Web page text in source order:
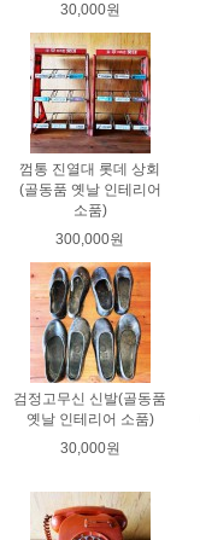
30,000원
껌통 진열대 롯데 상회
(골동품 옛날 인테리어
소품)
300,000원
검정고무신 신발(골동품
옛날 인테리어 소품)
30,000원